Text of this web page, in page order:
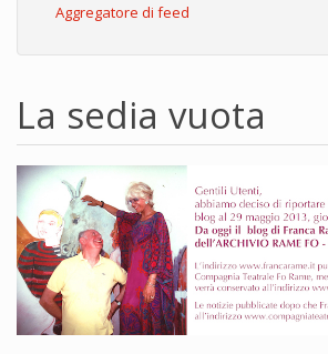
Aggregatore di feed
La sedia vuota